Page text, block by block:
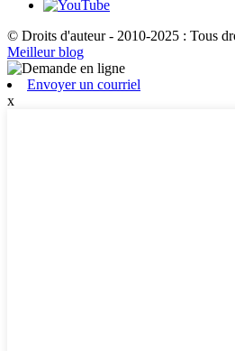
© Droits d'auteur - 2010-2025 : Tous
Meilleur blog
Envoyer un courriel
x